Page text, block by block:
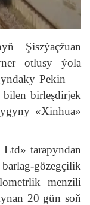
Şiszýaçžuan
otlusy ýola
Pekin —
birleşdirjek
«Xinhua»
tarapyndan
gözegçilik
menzili
20 gün soň